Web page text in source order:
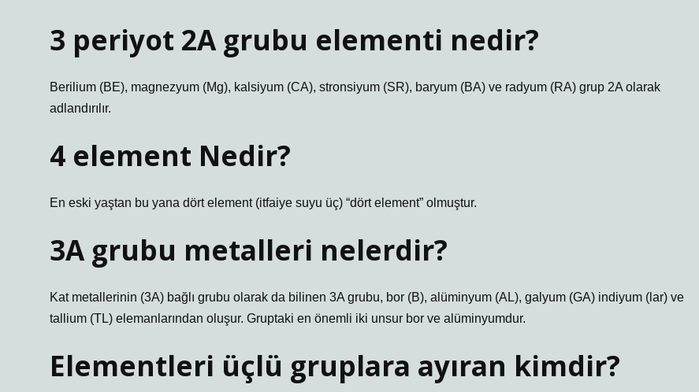
3 periyot 2A grubu elementi nedir?
Berilium (BE), magnezyum (Mg), kalsiyum (CA), stronsiyum (SR), baryum (BA) ve radyum (RA) grup 2A olarak
adlandırılır.
4 element Nedir?
En eski yaştan bu yana dört element (itfaiye suyu üç) “dört element” olmuştur.
3A grubu metalleri nelerdir?
Kat metallerinin (3A) bağlı grubu olarak da bilinen 3A grubu, bor (B), alüminyum (AL), galyum (GA) indiyum (lar) ve
tallium (TL) elemanlarından oluşur. Gruptaki en önemli iki unsur bor ve alüminyumdur.
Elementleri üçlü gruplara ayıran kimdir?